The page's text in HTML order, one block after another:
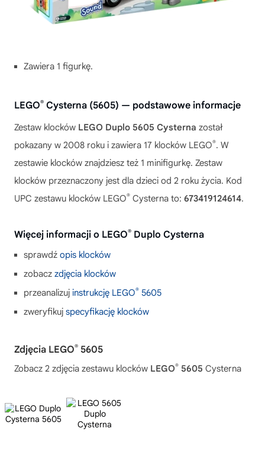
Zawiera 1 figurkę.
LEGO® Cysterna (5605) — podstawowe informacje
Zestaw klocków LEGO Duplo 5605 Cysterna został
pokazany w 2008 roku i zawiera 17 klocków LEGO®. W
zestawie klocków znajdziesz też 1 minifigurkę. Zestaw
klocków przeznaczony jest dla dzieci od 2 roku życia. Kod
UPC zestawu klocków LEGO® Cysterna to: 673419124614.
Więcej informacji o LEGO® Duplo Cysterna
sprawdź opis klocków
zobacz zdjęcia klocków
przeanalizuj instrukcję LEGO® 5605
zweryfikuj specyfikację klocków
Zdjęcia LEGO® 5605
Zobacz 2 zdjęcia zestawu klocków LEGO® 5605 Cysterna